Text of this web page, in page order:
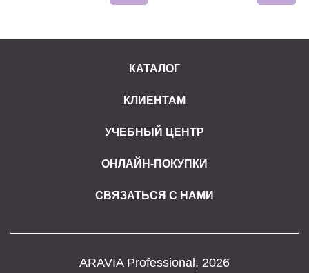
КАТАЛОГ
КЛИЕНТАМ
УЧЕБНЫЙ ЦЕНТР
ОНЛАЙН-ПОКУПКИ
СВЯЗАТЬСЯ С НАМИ
ARAVIA Professional, 2026